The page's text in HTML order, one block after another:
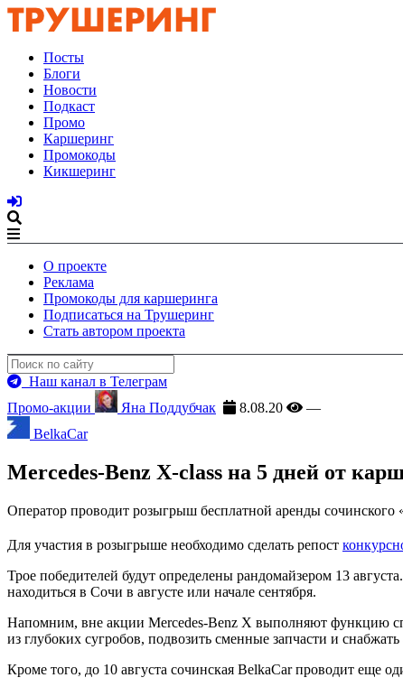
Посты
Блоги
Новости
Подкаст
Промо
Каршеринг
Промокоды
Кикшеринг
О проекте
Реклама
Промокоды для каршеринга
Подписаться на Трушеринг
Стать автором проекта
Наш канал в Телеграм
Промо-акции
Яна Поддубчак 8.08.20
—
BelkaCar
Mercedes-Benz X-class на 5 дней от
Оператор проводит розыгрыш бесплатной аренды сочинского
Для участия в розыгрыше необходимо сделать репост
Трое победителей будут определены рандомайзером 13
находиться в Сочи в августе или начале сентября.
Напомним, вне акции Mercedes-Benz X выполняют функцию
из глубоких сугробов, подвозить сменные запчасти и
Кроме того, до 10 августа сочинская BelkaCar проводит еще